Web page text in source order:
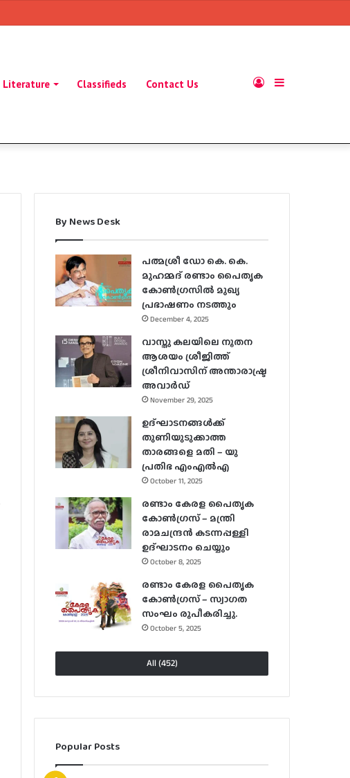
Literature Classifieds Contact Us Sidebar
Log
By News Desk
പത്മശ്രീ ഡോ കെ. കെ.
മുഹമ്മദ് രണ്ടാം പൈതൃക
കോൺഗ്രസിൽ മുഖ്യ
പ്രഭാഷണം നടത്തും
December 4, 2025
വാസ്തു കലയിലെ നൂതന
ആശയം ശ്രീജിത്ത്
ശ്രീനിവാസിന് അന്താരാഷ്ട്ര
അവാർഡ്
November 29, 2025
ഉദ്ഘാടനങ്ങള്‍ക്ക്
തുണിയുടുക്കാത്ത
താരങ്ങളെ മതി – യു
പ്രതിഭ എംഎല്‍എ
October 11, 2025
രണ്ടാം കേരള പൈതൃക
കോൺഗ്രസ് – മന്ത്രി
രാമചന്ദ്രൻ കടന്നപ്പള്ളി
ഉദ്ഘാടനം ചെയ്യും
October 8, 2025
രണ്ടാം കേരള പൈതൃക
കോൺഗ്രസ് – സ്വാഗത
സംഘം രൂപീകരിച്ചു.
October 5, 2025
All (452)
Popular Posts